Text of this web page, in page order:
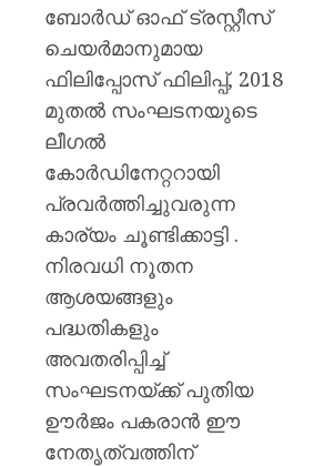
ബോർഡ് ഓഫ് ട്രസ്റ്റീസ്
ചെയർമാനുമായ
ഫിലിപ്പോസ് ഫിലിപ്പ്, 2018
മുതൽ സംഘടനയുടെ
ലീഗൽ
കോർഡിനേറ്ററായി
പ്രവർത്തിച്ചുവരുന്ന
കാര്യം ചൂണ്ടിക്കാട്ടി .
നിരവധി നൂതന
ആശയങ്ങളും
പദ്ധതികളും
അവതരിപ്പിച്ച്
സംഘടനയ്ക്ക് പുതിയ
ഊർജം പകരാൻ ഈ
നേതൃത്വത്തിന്